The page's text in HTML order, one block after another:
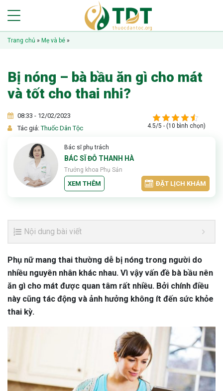
Trang chủ » Mẹ và bé »
Bị nóng – bà bầu ăn gì cho mát
và tốt cho thai nhi?
08:33 - 12/02/2023
Tác giả:Thuốc Dân Tộc 4.5/5 - (10 bình chọn)
Bác sĩ phụ trách
BÁC SĨ ĐỖ THANH HÀ
Trưởng khoa Phụ Sản
XEM THÊM ĐẶT LỊCH KHÁM
Nội dung bài viết
Phụ nữ mang thai thường dễ bị nóng trong người do
nhiều nguyên nhân khác nhau. Vì vậy vấn đề bà bầu nên
ăn gì cho mát được quan tâm rất nhiều. Bởi chính điều
này cũng tác động và ảnh hưởng không ít đến sức khỏe
thai kỳ.